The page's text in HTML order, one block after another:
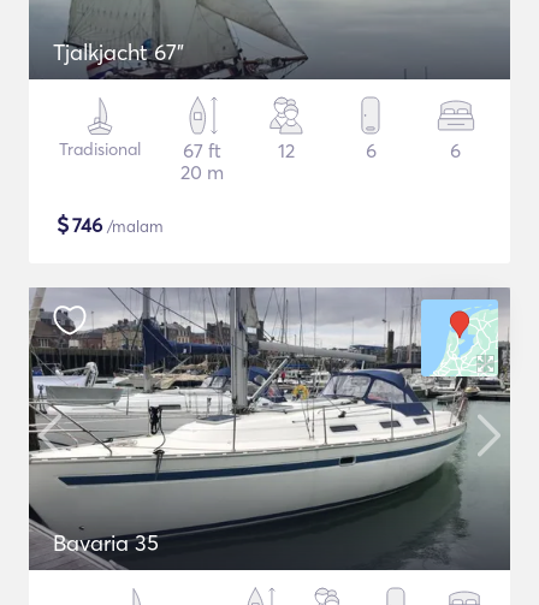
Tjalkjacht 67"
Tradisional
67 ft
20 m
12 6 6
$746 /malam
Bavaria 35